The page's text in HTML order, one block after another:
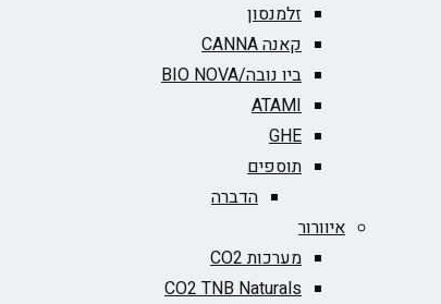
זלמנסון
קאנה CANNA
ביו נובה/BIO NOVA‏
ATAMI
GHE
תוספים
הדברה
איוורור
מערכות CO2
CO2 TNB Naturals